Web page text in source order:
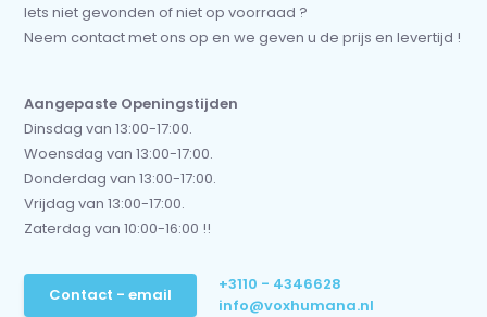
Iets niet gevonden of niet op voorraad ?
Neem contact met ons op en we geven u de prijs en levertijd !
Aangepaste Openingstijden
Dinsdag van 13:00-17:00.
Woensdag van 13:00-17:00.
Donderdag van 13:00-17:00.
Vrijdag van 13:00-17:00.
Zaterdag van 10:00-16:00 !!
Contact - email
+3110 - 4346628
info@voxhumana.nl